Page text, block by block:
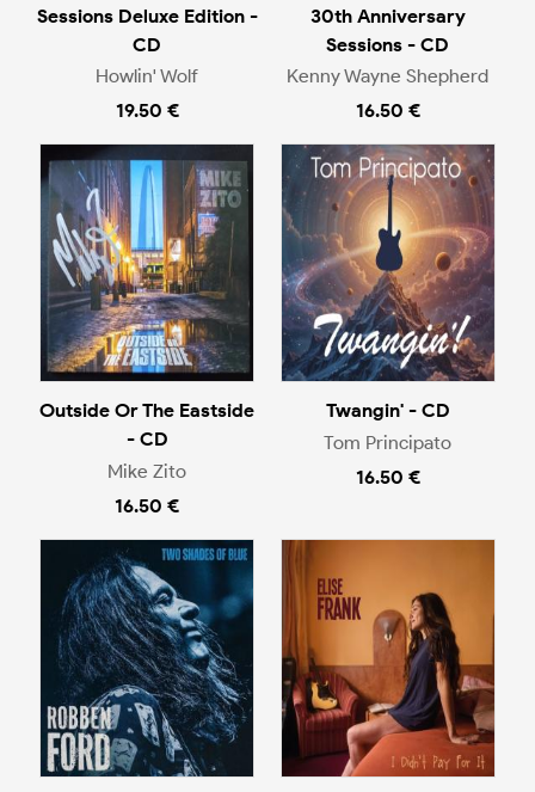
Sessions Deluxe Edition -
CD
Howlin' Wolf
19.50 €
30th Anniversary
Sessions - CD
Kenny Wayne Shepherd
16.50 €
Outside Or The Eastside
- CD
Mike Zito
16.50 €
Twangin' - CD
Tom Principato
16.50 €